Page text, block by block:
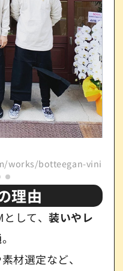
works/botteegan-vini/
理由
として、装いやレ
。
材選定など、